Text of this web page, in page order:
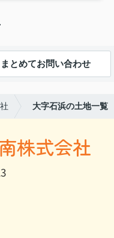
まとめてお問い合わせ
大字石浜の土地一覧
株式会社